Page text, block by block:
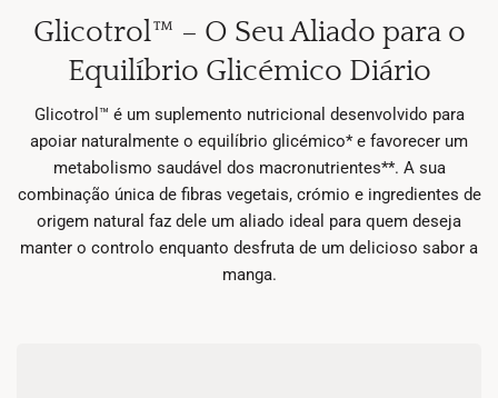
Glicotrol™ – O Seu Aliado para o
Equilíbrio Glicémico Diário
Glicotrol™ é um suplemento nutricional desenvolvido para
apoiar naturalmente o equilíbrio glicémico* e favorecer um
metabolismo saudável dos macronutrientes**. A sua
combinação única de fibras vegetais, crómio e ingredientes de
origem natural faz dele um aliado ideal para quem deseja
manter o controlo enquanto desfruta de um delicioso sabor a
manga.